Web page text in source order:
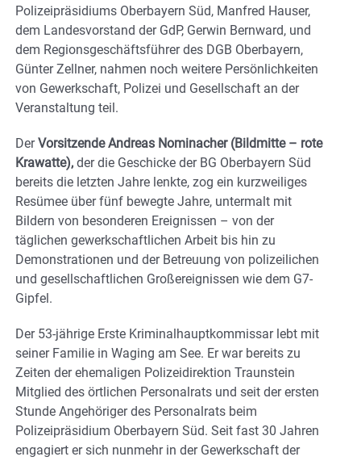
Polizeipräsidiums Oberbayern Süd, Manfred Hauser,
dem Landesvorstand der GdP, Gerwin Bernward, und
dem Regionsgeschäftsführer des DGB Oberbayern,
Günter Zellner, nahmen noch weitere Persönlichkeiten
von Gewerkschaft, Polizei und Gesellschaft an der
Veranstaltung teil.
DerVorsitzende Andreas Nominacher (Bildmitte – rote
Krawatte), der die Geschicke der BG Oberbayern Süd
bereits die letzten Jahre lenkte, zog ein kurzweiliges
Resümee über fünf bewegte Jahre, untermalt mit
Bildern von besonderen Ereignissen – von der
täglichen gewerkschaftlichen Arbeit bis hin zu
Demonstrationen und der Betreuung von polizeilichen
und gesellschaftlichen Großereignissen wie dem G7-
Gipfel.
Der 53-jährige Erste Kriminalhauptkommissar lebt mit
seiner Familie in Waging am See. Er war bereits zu
Zeiten der ehemaligen Polizeidirektion Traunstein
Mitglied des örtlichen Personalrats und seit der ersten
Stunde Angehöriger des Personalrats beim
Polizeipräsidium Oberbayern Süd. Seit fast 30 Jahren
engagiert er sich nunmehr in der Gewerkschaft der